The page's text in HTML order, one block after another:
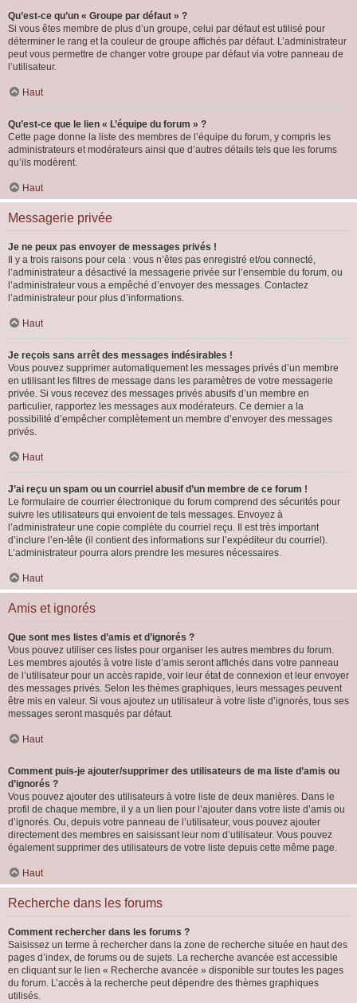
Qu’est-ce qu’un « Groupe par défaut » ?
Si vous êtes membre de plus d’un groupe, celui par défaut est utilisé pour
déterminer le rang et la couleur de groupe affichés par défaut. L’administrateur
peut vous permettre de changer votre groupe par défaut via votre panneau de
l’utilisateur.
Haut
Qu’est-ce que le lien « L’équipe du forum » ?
Cette page donne la liste des membres de l’équipe du forum, y compris les
administrateurs et modérateurs ainsi que d’autres détails tels que les forums
qu’ils modèrent.
Haut
Messagerie privée
Je ne peux pas envoyer de messages privés !
Il y a trois raisons pour cela : vous n’êtes pas enregistré et/ou connecté,
l’administrateur a désactivé la messagerie privée sur l’ensemble du forum, ou
l’administrateur vous a empêché d’envoyer des messages. Contactez
l’administrateur pour plus d’informations.
Haut
Je reçois sans arrêt des messages indésirables !
Vous pouvez supprimer automatiquement les messages privés d’un membre
en utilisant les filtres de message dans les paramètres de votre messagerie
privée. Si vous recevez des messages privés abusifs d’un membre en
particulier, rapportez les messages aux modérateurs. Ce dernier a la
possibilité d’empêcher complètement un membre d’envoyer des messages
privés.
Haut
J’ai reçu un spam ou un courriel abusif d’un membre de ce forum !
Le formulaire de courrier électronique du forum comprend des sécurités pour
suivre les utilisateurs qui envoient de tels messages. Envoyez à
l’administrateur une copie complète du courriel reçu. Il est très important
d’inclure l’en-tête (il contient des informations sur l’expéditeur du courriel).
L’administrateur pourra alors prendre les mesures nécessaires.
Haut
Amis et ignorés
Que sont mes listes d’amis et d’ignorés ?
Vous pouvez utiliser ces listes pour organiser les autres membres du forum.
Les membres ajoutés à votre liste d’amis seront affichés dans votre panneau
de l’utilisateur pour un accès rapide, voir leur état de connexion et leur envoyer
des messages privés. Selon les thèmes graphiques, leurs messages peuvent
être mis en valeur. Si vous ajoutez un utilisateur à votre liste d’ignorés, tous ses
messages seront masqués par défaut.
Haut
Comment puis-je ajouter/supprimer des utilisateurs de ma liste d’amis ou
d’ignorés ?
Vous pouvez ajouter des utilisateurs à votre liste de deux manières. Dans le
profil de chaque membre, il y a un lien pour l’ajouter dans votre liste d’amis ou
d’ignorés. Ou, depuis votre panneau de l’utilisateur, vous pouvez ajouter
directement des membres en saisissant leur nom d’utilisateur. Vous pouvez
également supprimer des utilisateurs de votre liste depuis cette même page.
Haut
Recherche dans les forums
Comment rechercher dans les forums ?
Saisissez un terme à rechercher dans la zone de recherche située en haut des
pages d’index, de forums ou de sujets. La recherche avancée est accessible
en cliquant sur le lien « Recherche avancée » disponible sur toutes les pages
du forum. L’accès à la recherche peut dépendre des thèmes graphiques
utilisés.